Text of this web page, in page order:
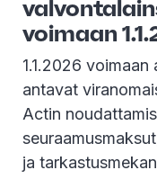
voimaan
1.1.2026
antavat
Actin
ja